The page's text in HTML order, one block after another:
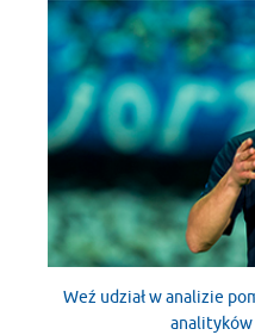
Weź udział w analizie
analityków